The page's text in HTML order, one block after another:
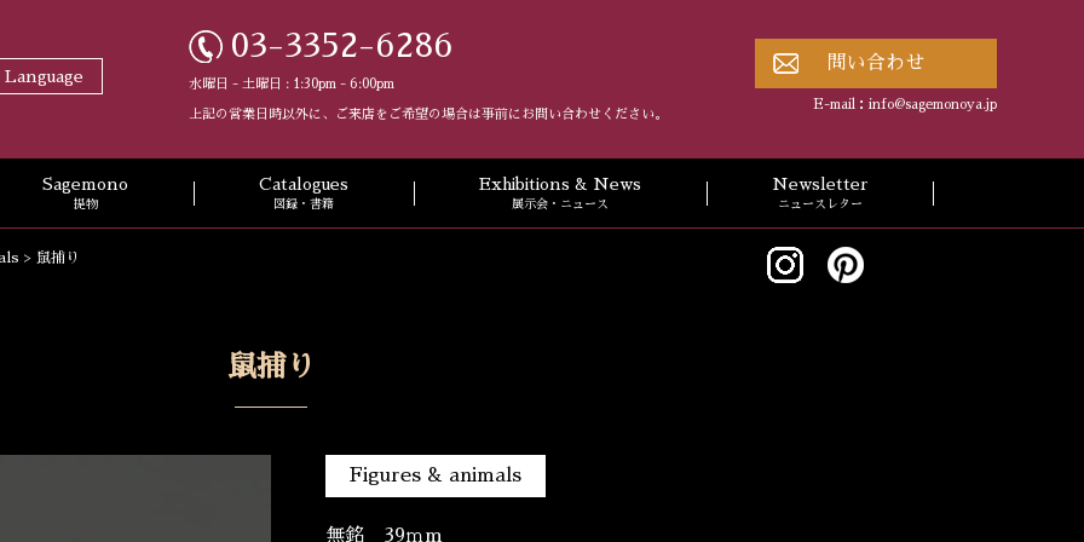
03-3352-6286
水曜日 - 土曜日 : 1:30pm - 6:00pm
上記の営業日時以外に、ご来店をご希望の場合は事前にお問い合わせください。
問い合わせ
E-mail： info@sagemonoya.jp
Sagemono
提物
Catalogues
図録・書籍
Exhibitions & News
展示会・ニュース
Newsletter
ニュースレター
> 鼠捕り
鼠捕り
Figures & animals
無銘 39ｍm